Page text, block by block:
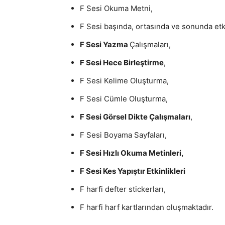
F Sesi Okuma Metni,
F Sesi başında, ortasında ve sonunda
F Sesi Yazma Çalışmaları,
F Sesi Hece Birleştirme,
F Sesi Kelime Oluşturma,
F Sesi Cümle Oluşturma,
F Sesi Görsel Dikte Çalışmaları,
F Sesi Boyama Sayfaları,
F Sesi Hızlı Okuma Metinleri,
F Sesi Kes Yapıştır Etkinlikleri
F harfi defter stickerları,
F harfi harf kartlarından oluşmaktadır.